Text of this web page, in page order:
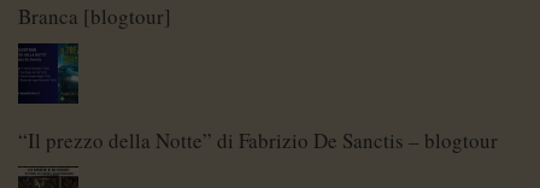
Branca [blogtour]
“Il prezzo della Notte” di Fabrizio De Sanctis – blogtour